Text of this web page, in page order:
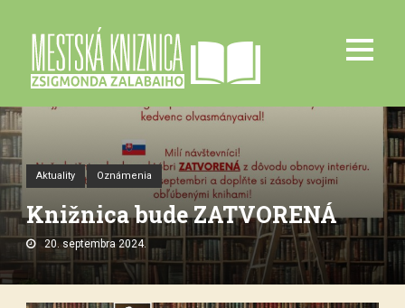
Aktuality Oznámenia
Knižnica bude ZATVORENÁ
20. septembra 2024.